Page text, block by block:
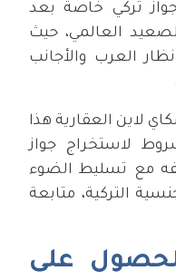
تركي خاصةً بعد
37 على الصعيد العالمي، حيث
العرب والأجانب
لاين العقارية هذا
لاستخراج جواز
مع تسليط الضوء
التركية، متابعة
على